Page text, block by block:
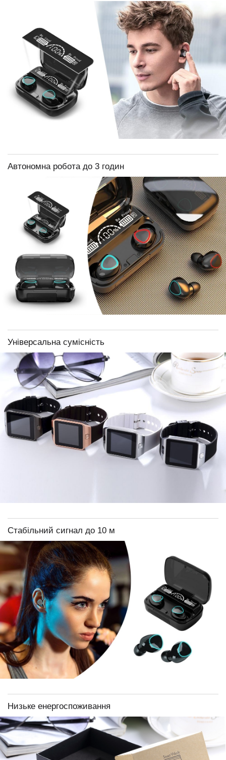
Автономна робота до 3 годин
Універсальна сумісність
Стабільний сигнал до 10 м
Низьке енергоспоживання